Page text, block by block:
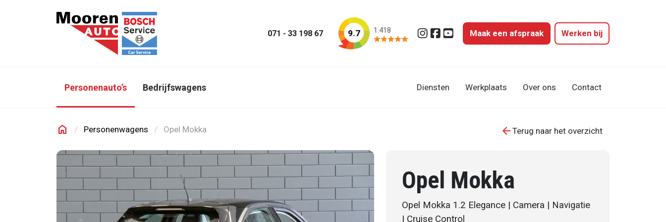
071 - 33 198 67 9.7 1.418
Instagram
Facebook
YouTubeMaak een afspraak Werken bij
Personenauto’s Bedrijfswagens Diensten Werkplaats Over ons Contact
home
Mooren Auto
Personenwagens Opel Mokka arrow_back Terug naar het overzicht
Opel Mokka
Opel Mokka 1.2 Elegance | Camera | Navigatie
| Cruise Control